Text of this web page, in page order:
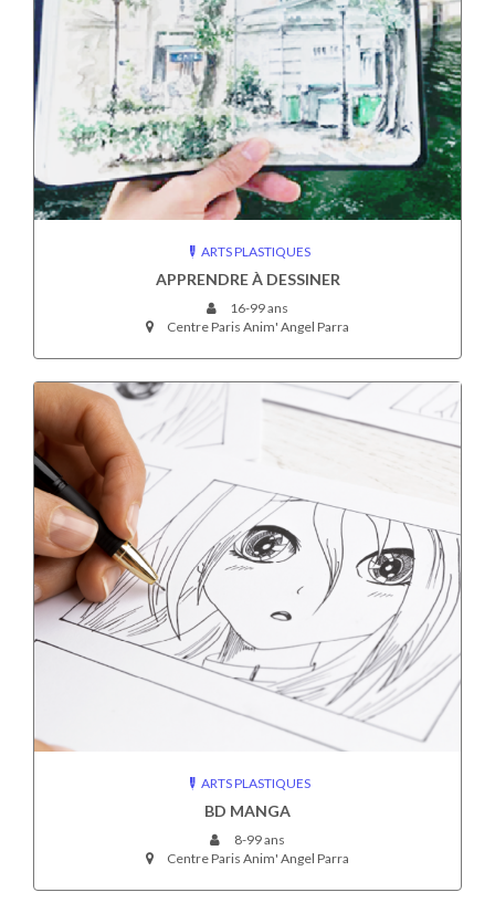
ARTS PLASTIQUES
APPRENDRE À DESSINER
16-99 ans
Centre Paris Anim' Angel Parra
ARTS PLASTIQUES
BD MANGA
8-99 ans
Centre Paris Anim' Angel Parra